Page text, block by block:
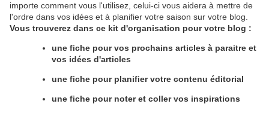
importe comment vous l'utilisez, celui-ci vous aidera à mettre de
l'ordre dans vos idées et à planifier votre saison sur votre blog.
Vous trouverez dans ce kit d'organisation pour votre blog :
une fiche pour vos prochains articles à paraitre et
vos idées d'articles
une fiche pour planifier votre contenu éditorial
une fiche pour noter et coller vos inspirations